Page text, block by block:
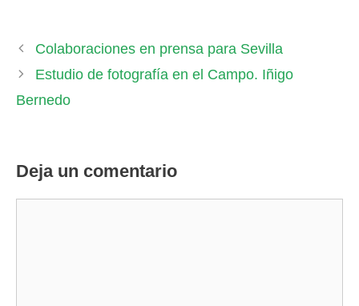
Colaboraciones en prensa para Sevilla
Estudio de fotografía en el Campo. Iñigo
Bernedo
Deja un comentario